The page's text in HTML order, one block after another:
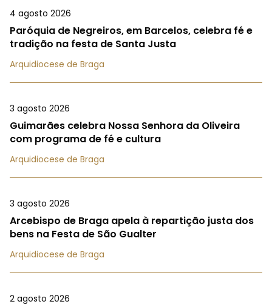
4 agosto 2026
Paróquia de Negreiros, em Barcelos, celebra fé e
tradição na festa de Santa Justa
Arquidiocese de Braga
3 agosto 2026
Guimarães celebra Nossa Senhora da Oliveira
com programa de fé e cultura
Arquidiocese de Braga
3 agosto 2026
Arcebispo de Braga apela à repartição justa dos
bens na Festa de São Gualter
Arquidiocese de Braga
2 agosto 2026